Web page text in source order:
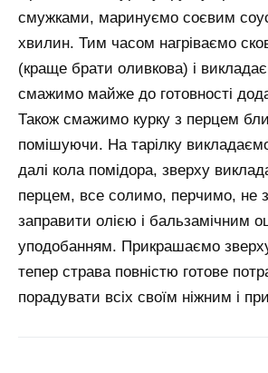
смужками, маринуємо соєвим
хвилин. Тим часом нагріваємо
(краще брати оливкова) і
смажимо майже до готовності
Також смажимо курку з перцем
помішуючи. На тарілку
далі кола помідора, зверху
перцем, все солимо, перчимо, не
заправити олією і бальзамічним
уподобанням. Прикрашаємо
тепер страва повністю готове
порадувати всіх своїм ніжним і